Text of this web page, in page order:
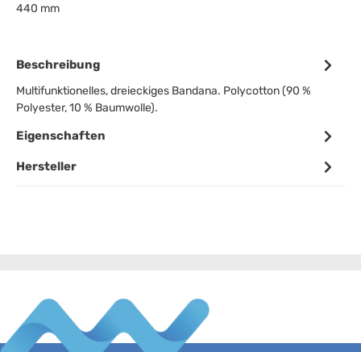
440 mm
Beschreibung
Multifunktionelles, dreieckiges Bandana. Polycotton (90 %
Polyester, 10 % Baumwolle).
Eigenschaften
Hersteller